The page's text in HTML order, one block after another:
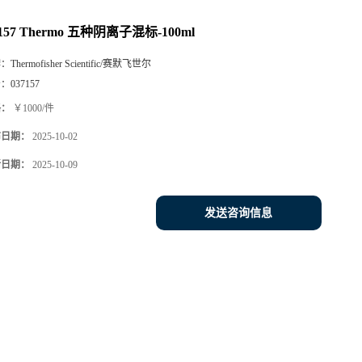
Thermo 五种阴离子混标-100ml
Thermofisher Scientific/赛默飞世尔
037157
￥1000/件
期： 2025-10-02
期： 2025-10-09
发送咨询信息